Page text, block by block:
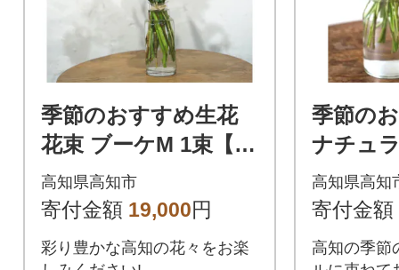
季節のおすすめ生花
花束 ブーケM 1束【C
G021】
高知県高知市
寄付金額 19,000円
彩り豊かな高知の花々をお楽
季節の
ナチュ
ケ 1束
高知県高知
寄付金額
高知の季節